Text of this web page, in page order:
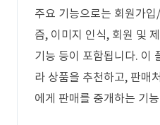
주요 기능으로는 회원가
즘, 이미지 인식, 회원 및
기능 등이 포함됩니다. 이
라 상품을 추천하고, 판매
에게 판매를 중개하는 기